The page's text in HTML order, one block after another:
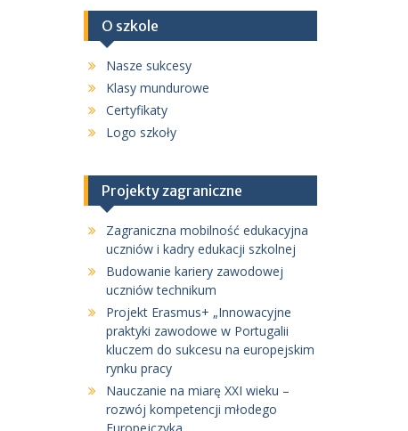
O szkole
Nasze sukcesy
Klasy mundurowe
Certyfikaty
Logo szkoły
Projekty zagraniczne
Zagraniczna mobilność edukacyjna
uczniów i kadry edukacji szkolnej
Budowanie kariery zawodowej
uczniów technikum
Projekt Erasmus+ „Innowacyjne
praktyki zawodowe w Portugalii
kluczem do sukcesu na europejskim
rynku pracy
Nauczanie na miarę XXI wieku –
rozwój kompetencji młodego